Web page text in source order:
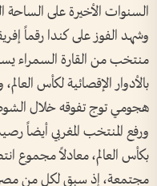
السنوات الأخيرة على الساحة
وشهد الفوز على كندا رقماً
منتخب من القارة السمراء
بالأدوار الإقصائية لكأس
هجومي توج تفوقه خلال
بكأس العالم، معادلاً مجموع
مجتمعة، إذ سبق لكل من مصر